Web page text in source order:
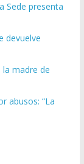
Sede presenta
devuelve
la madre de
abusos: “La